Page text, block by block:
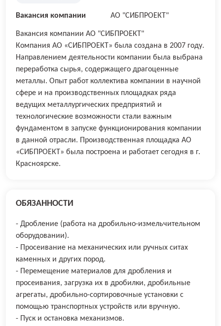
Вакансия компании АО "СИБПРОЕКТ"
Вакансия компании АО "СИБПРОЕКТ"
Компания АО «СИБПРОЕКТ» была создана в 2007 году.
Направлением деятельности компании была выбрана
переработка сырья, содержащего драгоценные
металлы. Опыт работ коллектива компании в научной
сфере и на производственных площадках ряда
ведущих металлургических предприятий и
технологические возможности стали важным
фундаментом в запуске функционирования компании
в данной отрасли. Производственная площадка АО
«СИБПРОЕКТ» была построена и работает сегодня в г.
Красноярске.
ОБЯЗАННОСТИ
- Дробление (работа на дробильно-измельчительном
оборудовании).
- Просеивание на механических или ручных ситах
каменных и других пород.
- Перемещение материалов для дробления и
просеивания, загрузка их в дробилки, дробильные
агрегаты, дробильно-сортировочные установки с
помощью транспортных устройств или вручную.
- Пуск и остановка механизмов.